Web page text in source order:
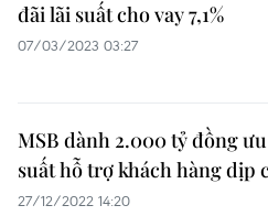
đãi lãi suất cho vay 7,1%
07/03/2023 03:27
MSB dành 2.000 tỷ đồng
suất hỗ trợ khách hàng dịp
27/12/2022 14:20